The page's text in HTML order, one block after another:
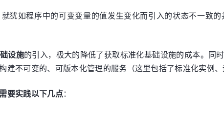
犹如程序中的可变变量的值发生变化而引入的状态不一致
设施的引入，极大的降低了获取标准化基础设施的成本。同
建不可变的、可版本化管理的服务（这里包括了标准化实例、
需要实践以下几点：